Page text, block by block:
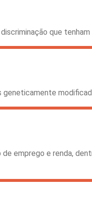
que tenham
geneticamente
emprego e renda,